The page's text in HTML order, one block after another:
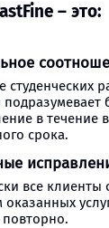
– это:
студенческих
в течение
срока.
все клиенты
оказанных